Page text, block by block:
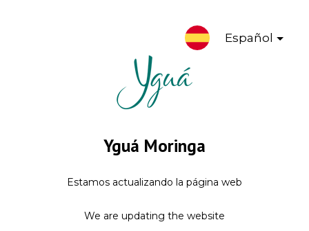
Español
Yguá Moringa
Estamos actualizando la página web
We are updating the website